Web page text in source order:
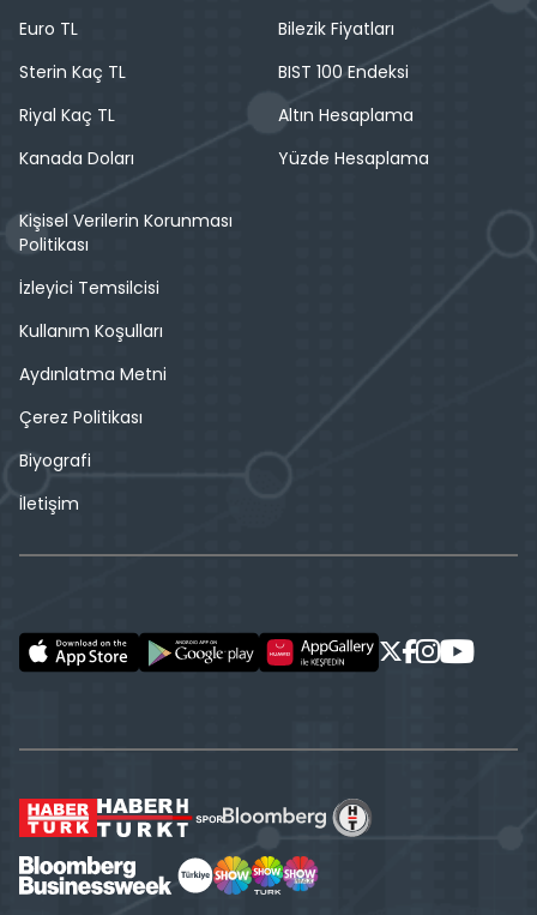
Euro TL
Sterin Kaç TL
Riyal Kaç TL
Kanada Doları
Bilezik Fiyatları
BIST 100 Endeksi
Altın Hesaplama
Yüzde Hesaplama
Kişisel Verilerin Korunması
Politikası
İzleyici Temsilcisi
Kullanım Koşulları
Aydınlatma Metni
Çerez Politikası
Biyografi
İletişim